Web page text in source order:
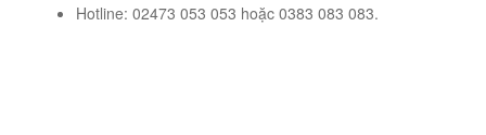
Hotline: 02473 053 053 hoặc 0383 083 083.